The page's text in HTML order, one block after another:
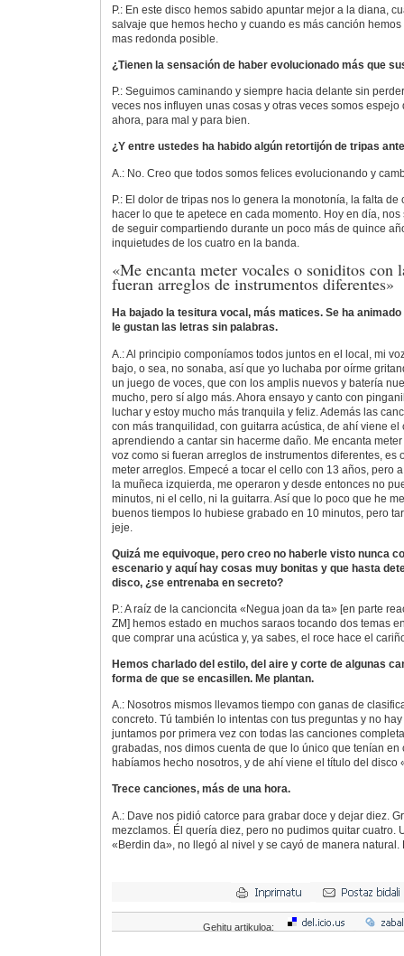
P.: En este disco hemos sabido apuntar mejor a la diana,
salvaje que hemos hecho y cuando es más canción
mas redonda posible.
¿Tienen la sensación de haber evolucionado más que
P.: Seguimos caminando y siempre hacia delante sin
veces nos influyen unas cosas y otras veces somos espejo
ahora, para mal y para bien.
¿Y entre ustedes ha habido algún retortijón de tripas
A.: No. Creo que todos somos felices evolucionando y
P.: El dolor de tripas nos lo genera la monotonía, la falta
hacer lo que te apetece en cada momento. Hoy en día,
de seguir compartiendo durante un poco más de quince
inquietudes de los cuatro en la banda.
«Me encanta meter vocales o soniditos con
fueran arreglos de instrumentos diferentes»
Ha bajado la tesitura vocal, más matices. Se ha
le gustan las letras sin palabras.
A.: Al principio componíamos todos juntos en el local, mi
bajo, o sea, no sonaba, así que yo luchaba por oírme
un juego de voces, que con los amplis nuevos y batería
mucho, pero sí algo más. Ahora ensayo y canto con
luchar y estoy mucho más tranquila y feliz. Además las
con más tranquilidad, con guitarra acústica, de ahí viene el
aprendiendo a cantar sin hacerme daño. Me encanta
voz como si fueran arreglos de instrumentos diferentes, es
meter arreglos. Empecé a tocar el cello con 13 años, pero
la muñeca izquierda, me operaron y desde entonces no
minutos, ni el cello, ni la guitarra. Así que lo poco que he
buenos tiempos lo hubiese grabado en 10 minutos, pero
jeje.
Quizá me equivoque, pero creo no haberle visto nunca
escenario y aquí hay cosas muy bonitas y que hasta
disco, ¿se entrenaba en secreto?
P.: A raíz de la cancioncita «Negua joan da ta» [en parte
ZM] hemos estado en muchos saraos tocando dos temas
que comprar una acústica y, ya sabes, el roce hace el
Hemos charlado del estilo, del aire y corte de algunas
forma de que se encasillen. Me plantan.
A.: Nosotros mismos llevamos tiempo con ganas de
concreto. Tú también lo intentas con tus preguntas y no
juntamos por primera vez con todas las canciones
grabadas, nos dimos cuenta de que lo único que tenían en
habíamos hecho nosotros, y de ahí viene el título del disco
Trece canciones, más de una hora.
A.: Dave nos pidió catorce para grabar doce y dejar diez.
mezclamos. Él quería diez, pero no pudimos quitar cuatro.
«Berdin da», no llegó al nivel y se cayó de manera natural.
Gehitu artikuloa: